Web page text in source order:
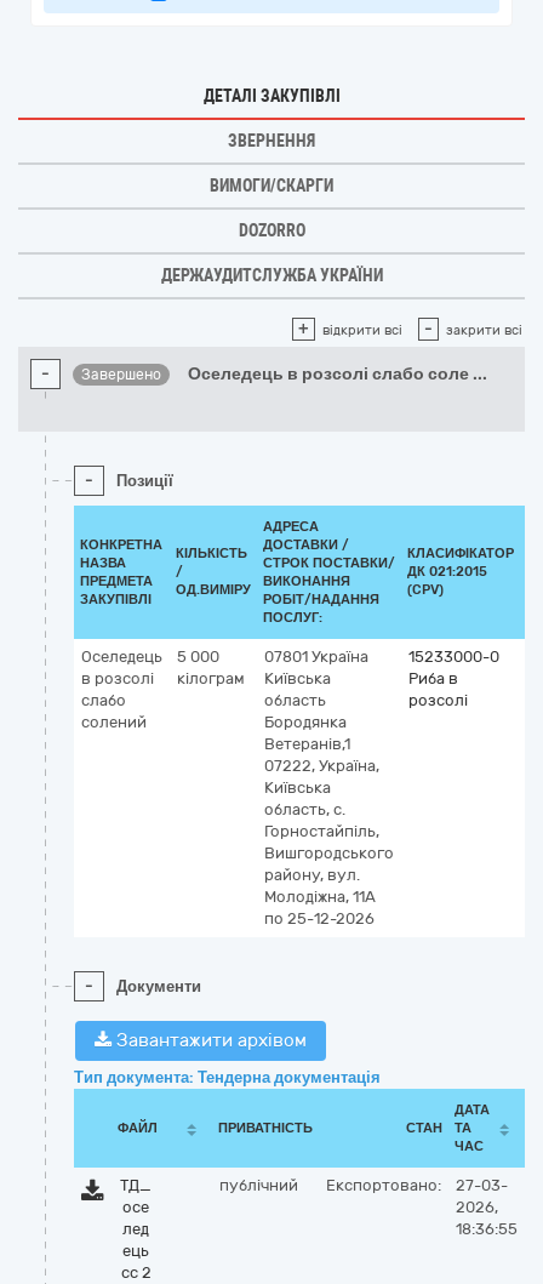
ДЕТАЛІ ЗАКУПІВЛІ
ЗВЕРНЕННЯ
ВИМОГИ/СКАРГИ
DOZORRO
ДЕРЖАУДИТСЛУЖБА УКРАЇНИ
+ відкрити всі - закрити всі
- Завершено Оселедець в розсолі слабо соле ...
- Позиції
КОНКРЕТНА
НАЗВА
ПРЕДМЕТА
ЗАКУПІВЛІ
КІЛЬКІСТЬ
/
ОД.ВИМІРУ
АДРЕСА
ДОСТАВКИ /
СТРОК ПОСТАВКИ/
ВИКОНАННЯ
РОБІТ/НАДАННЯ
ПОСЛУГ:
КЛАСИФІКАТОР
ДК 021:2015
(CPV)
Оселедець
в розсолі
слабо
солений
5 000
кілограм
07801 Україна
Київська
область
Бородянка
Ветеранів,1
07222, Україна,
Київська
область, с.
Горностайпіль,
Вишгородського
району, вул.
Молодіжна, 11А
по 25-12-2026
15233000-0
Риба в
розсолі
- Документи
Завантажити архівом
Тип документа: Тендерна документація
ФАЙЛ ПРИВАТНІСТЬ СТАН
ДАТА
ТА
ЧАС
ТД_
осе
лед
ець
сс 2
публічний Експортовано:
27-03-
2026,
18:36:55